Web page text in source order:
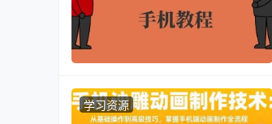
学习资源